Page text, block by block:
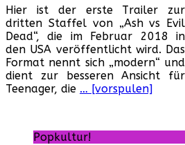
vs
Evil
Dead“
–
Teaser
Trailer
zu
Hier ist der erste Trailer zur
dritten Staffel von „Ash vs Evil
Dead“, die im Februar 2018 in
den USA veröffentlicht wird. Das
Format nennt sich „modern“ und
dient zur besseren Ansicht für
Teenager, die … [vorspulen]
Popkultur!